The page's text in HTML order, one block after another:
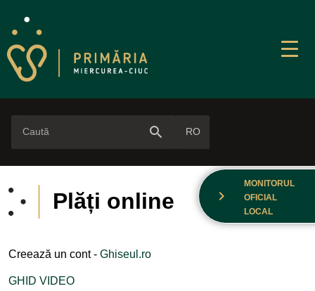
search RO
chevron_right
MONITORUL
OFICIAL
LOCAL
Plăți online
Creează un cont - Ghiseul.ro
GHID VIDEO